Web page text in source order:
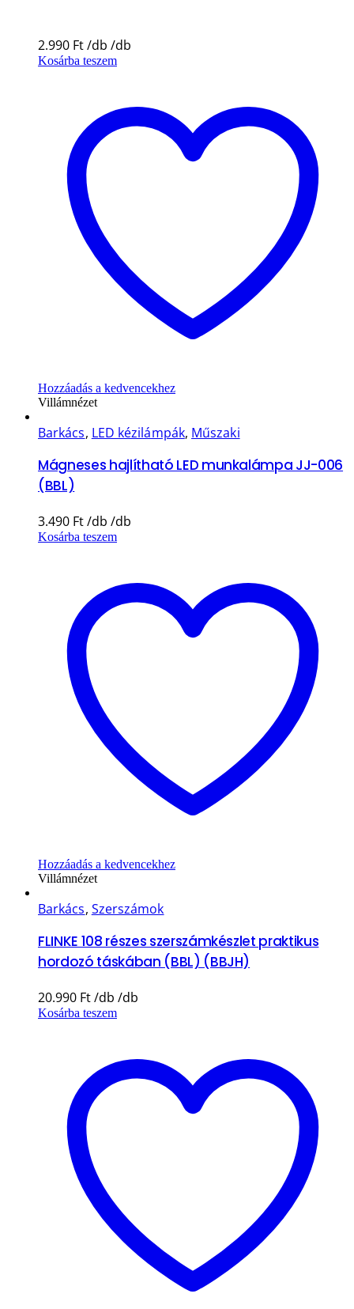
2.990 Ft
Kosárba teszem
Hozzáadás a kedvencekhez
Villámnézet
Barkács, LED kézilámpák, Műszaki
Mágneses hajlítható LED munkalámpa JJ-006
(BBL)
3.490 Ft
Kosárba teszem
Hozzáadás a kedvencekhez
Villámnézet
Barkács, Szerszámok
FLINKE 108 részes szerszámkészlet praktikus
hordozó táskában (BBL) (BBJH)
20.990 Ft
Kosárba teszem